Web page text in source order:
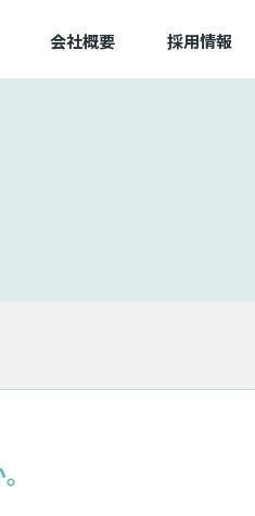
会社概要 採用情報